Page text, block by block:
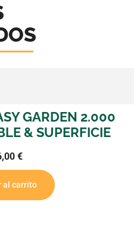
GARDEN 2.000
& SUPERFICIE
€
al carrito